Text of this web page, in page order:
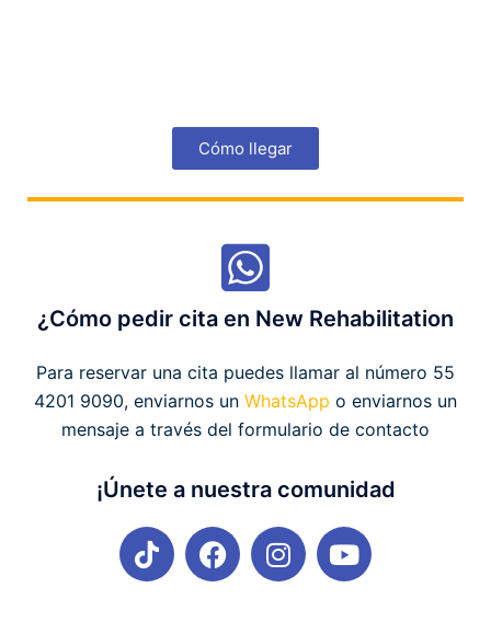
Cómo llegar
¿Cómo pedir cita en New Rehabilitation
Para reservar una cita puedes llamar al número 55
4201 9090, enviarnos un WhatsApp o enviarnos un
mensaje a través del formulario de contacto
¡Únete a nuestra comunidad